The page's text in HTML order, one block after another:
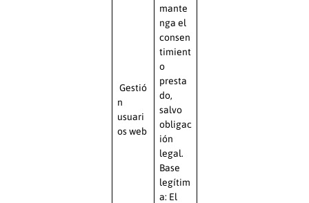
Gestió
n
usuari
os web
mante
nga el
consen
timient
o
presta
do,
salvo
obligac
ión
legal.
Base
legítim
a: El